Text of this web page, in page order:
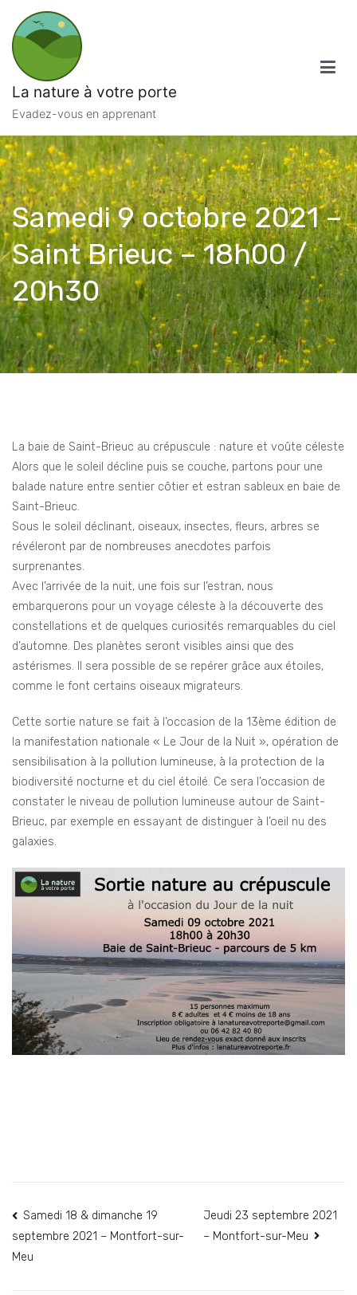
contenu
La nature à votre porte
Evadez-vous en apprenant
Samedi 9 octobre 2021 –
Saint Brieuc – 18h00 /
20h30
La baie de Saint-Brieuc au crépuscule : nature et voûte céleste
Alors que le soleil décline puis se couche, partons pour une
balade nature entre sentier côtier et estran sableux en baie de
Saint-Brieuc.
Sous le soleil déclinant, oiseaux, insectes, fleurs, arbres se
révéleront par de nombreuses anecdotes parfois
surprenantes.
Avec l’arrivée de la nuit, une fois sur l’estran, nous
embarquerons pour un voyage céleste à la découverte des
constellations et de quelques curiosités remarquables du ciel
d’automne. Des planètes seront visibles ainsi que des
astérismes. Il sera possible de se repérer grâce aux étoiles,
comme le font certains oiseaux migrateurs.
Cette sortie nature se fait à l’occasion de la 13ème édition de
la manifestation nationale « Le Jour de la Nuit », opération de
sensibilisation à la pollution lumineuse, à la protection de la
biodiversité nocturne et du ciel étoilé. Ce sera l’occasion de
constater le niveau de pollution lumineuse autour de Saint-
Brieuc, par exemple en essayant de distinguer à l’oeil nu des
galaxies.
Navigation
de
Samedi 18 & dimanche 19
septembre 2021 – Montfort-sur-
Meu
Jeudi 23 septembre 2021
– Montfort-sur-Meu